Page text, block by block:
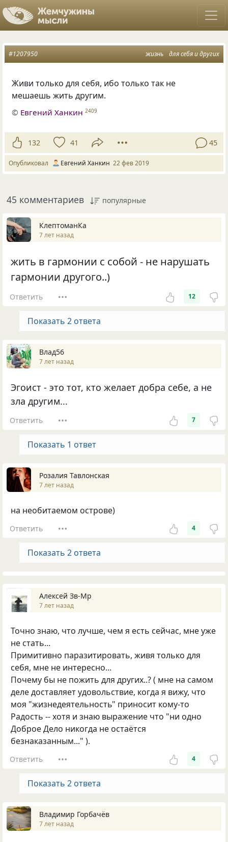
жизнь для себя и других
#1207950
Живи только для себя, ибо только так не
мешаешь жить другим.
© Евгений Ханкин 2409
132 41 45
Опубликовал Евгений Ханкин 22 фев 2019
45 комментариев популярные
КлептоманКа
7 лет назад
жить в гармонии с собой - не нарушать
гармонии другого..)
Ответить 12
Показать 2 ответа
Влад56
7 лет назад
Эгоист - это тот, кто желает добра себе, а не
зла другим...
Ответить 7
Показать 1 ответ
Розалия Тавлонская
7 лет назад
на необитаемом острове)
Ответить 4
Показать 2 ответа
Алексей Зв-Mp
7 лет назад
Точно знаю, что лучше, чем я есть сейчас, мне уже
не стать...
Примитивно паразитировать, живя только для
себя, мне не интересно...
Почему бы не пожить для других..? ( мне на самом
деле доставляет удовольствие, когда я вижу, что
моя "жизнедеятельность" приносит кому-то
Радость -- хотя и знаю выражение что "ни одно
Доброе Дело никогда не остаётся
безнаказанным..." ).
Ответить 4
Показать 2 ответа
Владимир Горбачёв
7 лет назад